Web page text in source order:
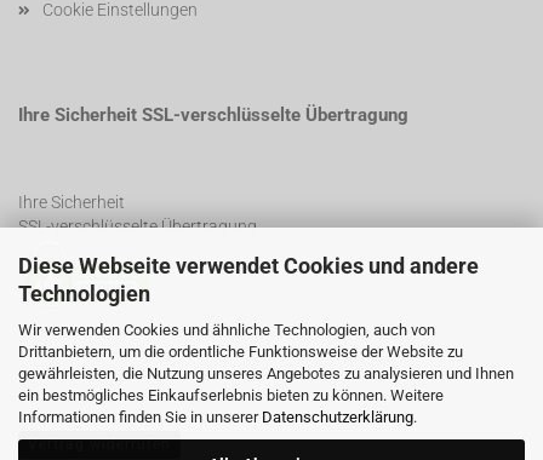
Diese Webseite verwendet Cookies und andere
Technologien
Wir verwenden Cookies und ähnliche Technologien, auch von
Drittanbietern, um die ordentliche Funktionsweise der Website zu
gewährleisten, die Nutzung unseres Angebotes zu analysieren und Ihnen
ein bestmögliches Einkaufserlebnis bieten zu können. Weitere
Informationen finden Sie in unserer Datenschutzerklärung.
Cookie Einstellungen
Ihre Sicherheit SSL-verschlüsselte Übertragung
Ihre Sicherheit
SSL-verschlüsselte Übertragung
SSL Certificate
Vertrag widerrufen